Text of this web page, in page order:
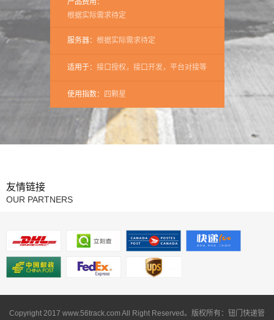
产品费用：
根据实际需求待定
服务器： 根据实际需求待定
适用于： 接口授权，接口开发，平台对接等
使用指数： 四颗星
友情链接
OUR PARTNERS
Copyright 2017 www.56track.com All Right Reserved。版权所有：钮门快递管